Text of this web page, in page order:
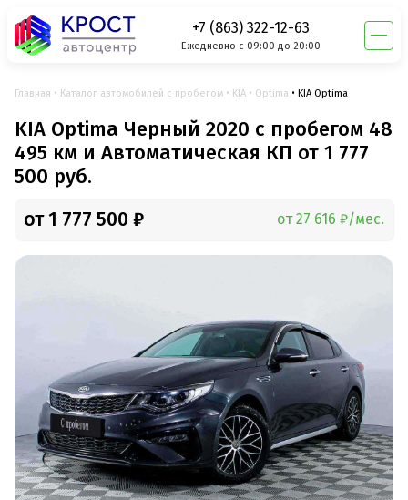
+7 (863) 322-12-63
Ежедневно с 09:00 до 20:00
Главная Каталог автомобилей с пробегом KIA Optima KIA Optima
KIA Optima Черный 2020 с пробегом 48
495 км и Автоматическая КП от 1 777
500 руб.
от 1 777 500 ₽ от 27 616 ₽/мес.